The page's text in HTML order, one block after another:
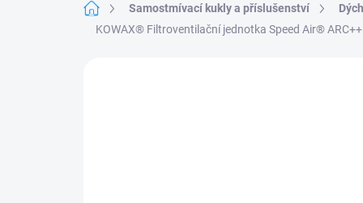
Domů Samostmívací kukly a příslušenství
KOWAX® Filtroventilační jednotka Speed Air®